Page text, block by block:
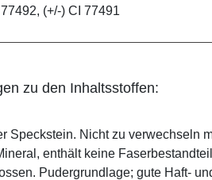
(+/-) CI 77491
zu den Inhaltsstoffen:
Speckstein. Nicht zu verwechseln
enthält keine
Pudergrundlage; gute Haft-